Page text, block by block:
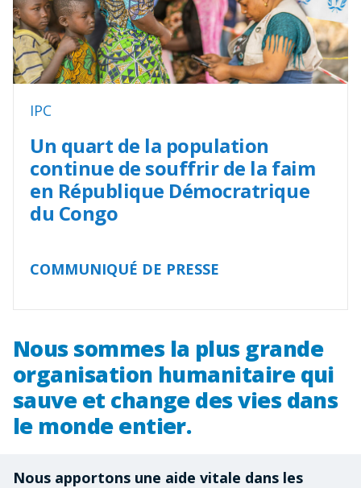
IPC
Un quart de la population
continue de souffrir de la faim
en République Démocratrique
du Congo
COMMUNIQUÉ DE PRESSE
Nous sommes la plus grande
organisation humanitaire qui
sauve et change des vies dans
le monde entier.
Nous apportons une aide vitale dans les